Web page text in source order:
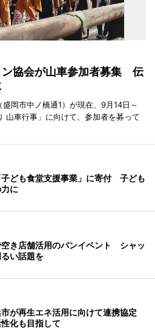
ン協会が山車参加者募集 伝
岡市中ノ橋通1）が現在、9月14日～
山車行事」に向けて、参加者を募って
ども食堂支援事業」に寄付 子ども
に
き店舗活用のパンイベント シャッ
い話題を
が再生エネ活用に向けて連携協定
化も目指して